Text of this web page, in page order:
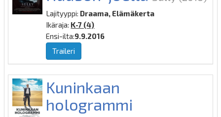
Lajityyppi: Draama, Elämäkerta
Ikäraja: K-7 (4)
Ensi-ilta:9.9.2016
Traileri
Kuninkaan
hologrammi